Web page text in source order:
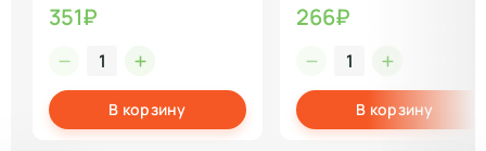
консервация
351₽
В корзину
манго
266₽
В корзину